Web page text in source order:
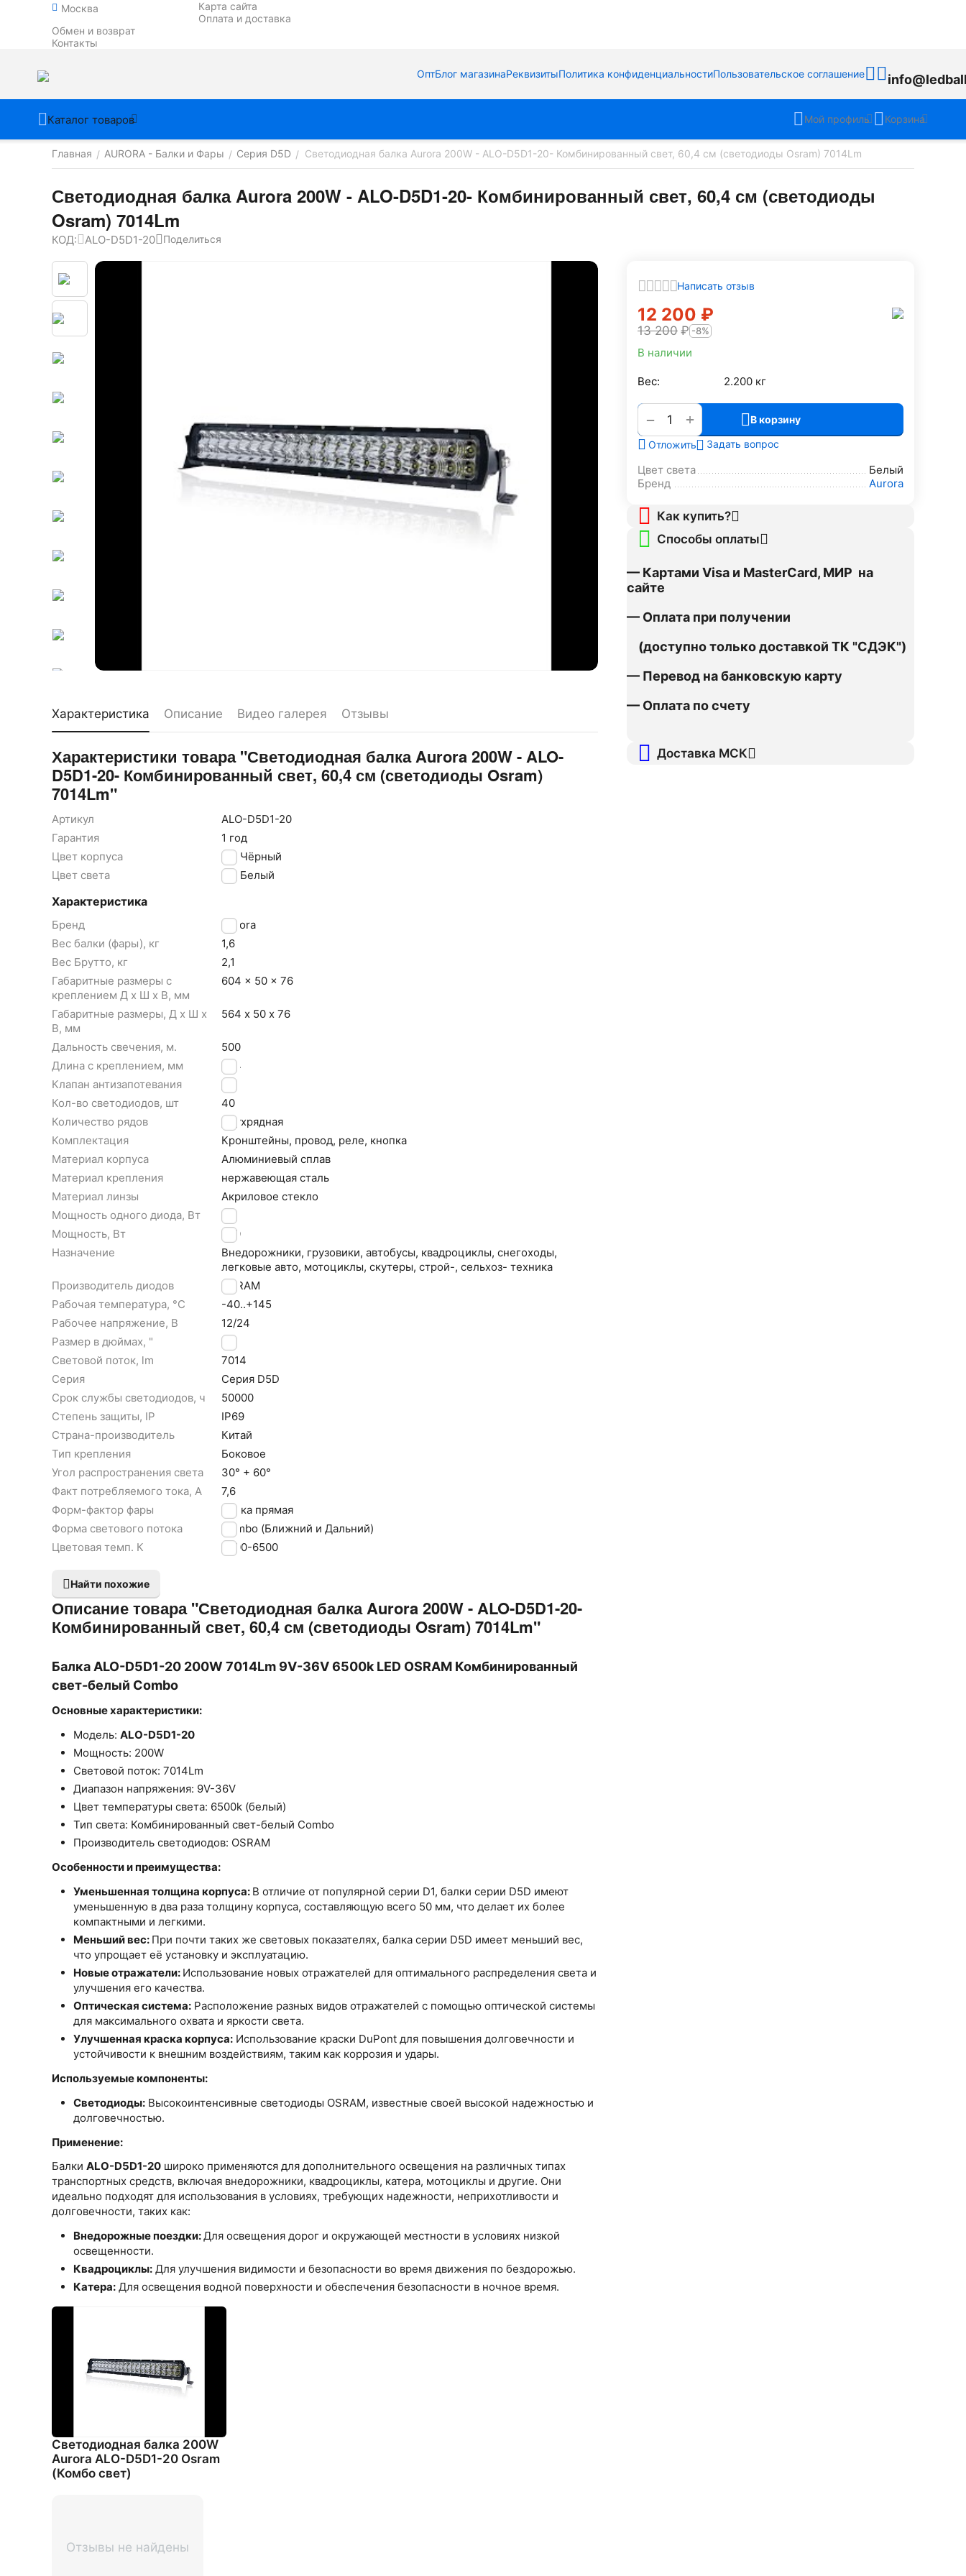
Москва
Карта сайта
Оплата и доставка
Обмен и возврат
Контакты
ОптБлог магазинаРеквизитыПолитика конфиденциальностиПользовательское соглашение
Каталог товаров Мой профиль Корзина
Главная / AURORA - Балки и Фары / Серия D5D / Светодиодная балка Aurora 200W - ALO-D5D1-20- Комбинированный свет, 60,4 см (светодиоды Osram) 7014Lm
Светодиодная балка Aurora 200W - ALO-D5D1-20- Комбинированный свет, 60,4 см (светодиоды
Osram) 7014Lm
КОД: ALO-D5D1-20 Поделиться
Написать отзыв
12 200 ₽
13 200 ₽ -8%
В наличии
Вес: 2.200 кг
+
− В корзину
Отложить Задать вопрос
Цвет света
Белый
Бренд
Aurora
Как купить?
Способы оплаты
— Картами Visa и MasterCard, МИР на
сайте
— Оплата при получении
(доступно только доставкой ТК "СДЭК")
— Перевод на банковскую карту
— Оплата по счету
Доставка МСК
Характеристика Описание Видео галерея Отзывы
Характеристики товара "Светодиодная балка Aurora 200W - ALO-
D5D1-20- Комбинированный свет, 60,4 см (светодиоды Osram)
7014Lm"
Артикул
ALO-D5D1-20
Гарантия
1 год
Цвет корпуса
Чёрный
Цвет света
Белый
Характеристика
Бренд
Aurora
Вес балки (фары), кг
1,6
Вес Брутто, кг
2,1
Габаритные размеры с
креплением Д x Ш x В, мм
604 x 50 x 76
Габаритные размеры, Д x Ш x
В, мм
564 х 50 х 76
Дальность свечения, м.
500
Длина с креплением, мм
604
Клапан антизапотевания
ДА
Кол-во светодиодов, шт
40
Количество рядов
Двухрядная
Комплектация
Кронштейны, провод, реле, кнопка
Материал корпуса
Алюминиевый cплав
Материал крепления
нержавеющая сталь
Материал линзы
Акриловое стекло
Мощность одного диода, Вт
5
Мощность, Вт
200
Назначение
Внедорожники, грузовики, автобусы, квадроциклы, снегоходы,
легковые авто, мотоциклы, скутеры, строй-, сельхоз- техника
Производитель диодов
OSRAM
Рабочая температура, °С
-40..+145
Рабочее напряжение, В
12/24
Размер в дюймах, "
20
Световой поток, lm
7014
Серия
Серия D5D
Срок службы светодиодов, ч
50000
Степень защиты, IP
IP69
Страна-производитель
Китай
Тип крепления
Боковое
Угол распространения света
30° + 60°
Факт потребляемого тока, А
7,6
Форм-фактор фары
Балка прямая
Форма светового потока
Combo (Ближний и Дальний)
Цветовая темп. К
6000-6500
Найти похожие
Описание товара "Светодиодная балка Aurora 200W - ALO-D5D1-20-
Комбинированный свет, 60,4 см (светодиоды Osram) 7014Lm"
Балка ALO-D5D1-20 200W 7014Lm 9V-36V 6500k LED OSRAM Комбинированный
свет-белый Combo
Основные характеристики:
Модель: ALO-D5D1-20
Мощность: 200W
Световой поток: 7014Lm
Диапазон напряжения: 9V-36V
Цвет температуры света: 6500k (белый)
Тип света: Комбинированный свет-белый Combo
Производитель светодиодов: OSRAM
Особенности и преимущества:
Уменьшенная толщина корпуса: В отличие от популярной серии D1, балки серии D5D имеют
уменьшенную в два раза толщину корпуса, составляющую всего 50 мм, что делает их более
компактными и легкими.
Меньший вес: При почти таких же световых показателях, балка серии D5D имеет меньший вес,
что упрощает её установку и эксплуатацию.
Новые отражатели: Использование новых отражателей для оптимального распределения света и
улучшения его качества.
Оптическая система: Расположение разных видов отражателей с помощью оптической системы
для максимального охвата и яркости света.
Улучшенная краска корпуса: Использование краски DuPont для повышения долговечности и
устойчивости к внешним воздействиям, таким как коррозия и удары.
Используемые компоненты:
Светодиоды: Высокоинтенсивные светодиоды OSRAM, известные своей высокой надежностью и
долговечностью.
Применение:
Балки ALO-D5D1-20 широко применяются для дополнительного освещения на различных типах
транспортных средств, включая внедорожники, квадроциклы, катера, мотоциклы и другие. Они
идеально подходят для использования в условиях, требующих надежности, неприхотливости и
долговечности, таких как:
Внедорожные поездки:Для освещения дорог и окружающей местности в условиях низкой
освещенности.
Квадроциклы: Для улучшения видимости и безопасности во время движения по бездорожью.
Катера: Для освещения водной поверхности и обеспечения безопасности в ночное время.
Светодиодная балка 200W
Aurora ALO-D5D1-20 Osram
(Комбо свет)
Отзывы не найдены